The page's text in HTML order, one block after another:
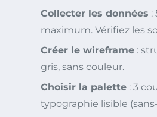
Collecter les données :
maximum. Vérifiez les
Créer le wireframe :
gris, sans couleur.
Choisir la palette : 3
typographie lisible